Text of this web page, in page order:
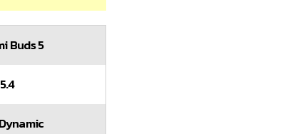
Buds 5
5.4